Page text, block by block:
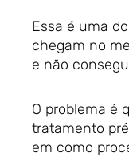
Essa é uma
chegam no
e não
O problema é
tratamento
em como